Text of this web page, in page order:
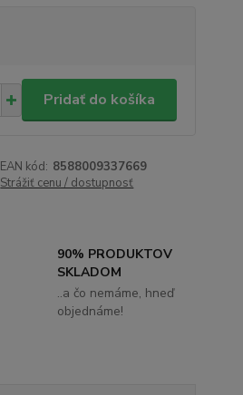
Pridať do košíka
EAN kód: 8588009337669
Strážiť cenu / dostupnosť
90% PRODUKTOV
SKLADOM
..a čo nemáme, hneď
objednáme!